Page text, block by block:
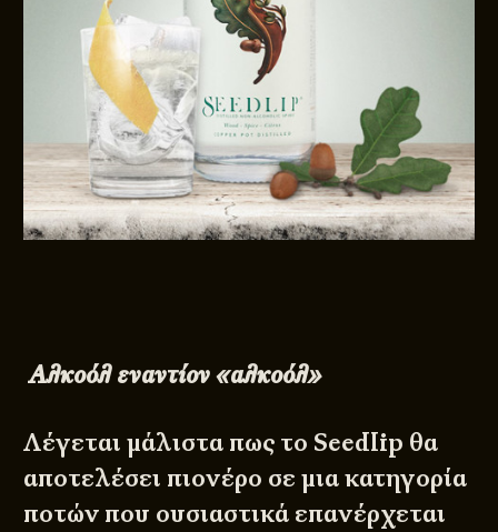
Αλκοόλ εναντίον «αλκοόλ»
Λέγεται μάλιστα πως το Seedlip θα
αποτελέσει πιονέρο σε μια κατηγορία
ποτών που ουσιαστικά επανέρχεται